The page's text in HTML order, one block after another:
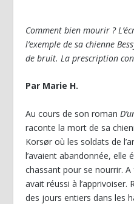
Comment bien mourir ?
l’exemple de sa chienne
de bruit. La prescription
Par Marie H.
Au cours de son roman
raconte la mort de sa
Korsør où les soldats de
l’avaient abandonnée, elle
chassant pour se nourrir.
avait réussi à
des jours entiers dans les